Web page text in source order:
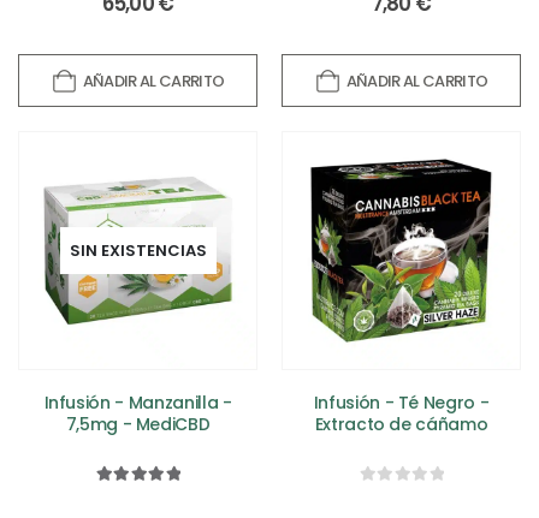
AÑADIR AL CARRITO AÑADIR AL CARRITO
SIN EXISTENCIAS
Infusión - Manzanilla -
7,5mg - MediCBD
Infusión - Té Negro -
Extracto de cáñamo